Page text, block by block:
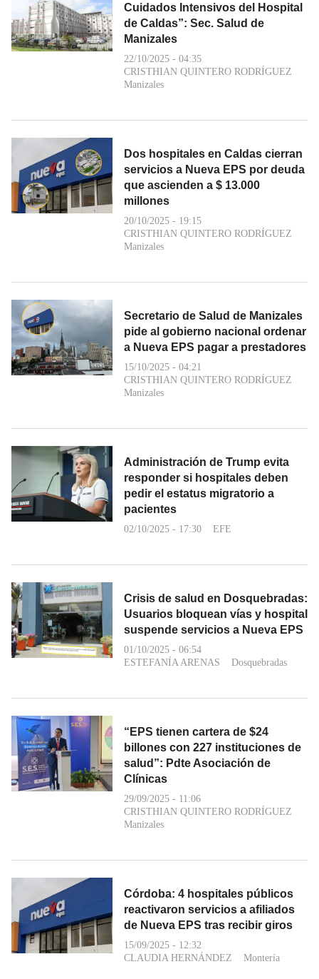
Cuidados Intensivos del Hospital
de Caldas”: Sec. Salud de
Manizales
22/10/2025 - 04:35
CRISTHIAN QUINTERO RODRÍGUEZ
Manizales
Dos hospitales en Caldas cierran
servicios a Nueva EPS por deuda
que ascienden a $ 13.000
millones
20/10/2025 - 19:15
CRISTHIAN QUINTERO RODRÍGUEZ
Manizales
Secretario de Salud de Manizales
pide al gobierno nacional ordenar
a Nueva EPS pagar a prestadores
15/10/2025 - 04:21
CRISTHIAN QUINTERO RODRÍGUEZ
Manizales
Administración de Trump evita
responder si hospitales deben
pedir el estatus migratorio a
pacientes
02/10/2025 - 17:30 EFE
Crisis de salud en Dosquebradas:
Usuarios bloquean vías y hospital
suspende servicios a Nueva EPS
01/10/2025 - 06:54
ESTEFANÍA ARENAS
Dosquebradas
“EPS tienen cartera de $24
billones con 227 instituciones de
salud”: Pdte Asociación de
Clínicas
29/09/2025 - 11:06
CRISTHIAN QUINTERO RODRÍGUEZ
Manizales
Córdoba: 4 hospitales públicos
reactivaron servicios a afiliados
de Nueva EPS tras recibir giros
15/09/2025 - 12:32
CLAUDIA HERNÁNDEZ
Montería